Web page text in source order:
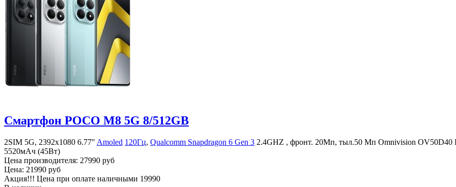
Смартфон POCO M8 5G 8/512GB
2SIM 5G, 2392x1080 6.77" Amoled 120Гц, Qualcomm Snapdragon 6 Gen 3 2.4GHZ , фронт. 20Мп, тыл.50 Мп Omnivision OV50D40
5520мАч (45Вт)
Цена производителя: 27990 руб
Цена: 21990 руб
Акция!!! Цена при оплате наличными 19990